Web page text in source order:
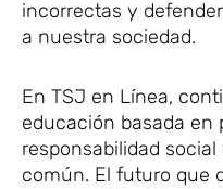
incorrectas y
a nuestra sociedad.
En TSJ en Línea,
educación basada en
responsabilidad
común. El futuro que